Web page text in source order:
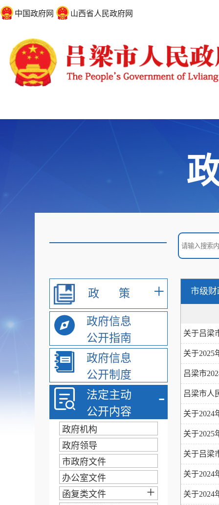
中国政府网 山西省人民政府网
政 策 +
政府信息
公开指南
政府信息
公开制度
法定主动
公开内容
-
政府机构
政府领导
市政府文件
办公室文件
函复类文件
+
市级
关于吕梁
关于2025
吕梁市
吕梁市人
关于2024
关于2025
关于吕梁
关于2024
关于2024